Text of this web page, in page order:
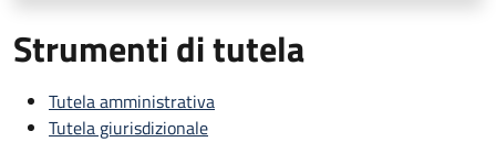
Strumenti di tutela
Tutela amministrativa
Tutela giurisdizionale